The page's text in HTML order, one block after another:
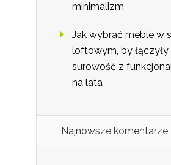
minimalizm
Jak wybrać meble w
loftowym, by łączyły
surowość z
na lata
Najnowsze komentarze